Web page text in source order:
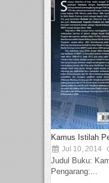
Kamus Istilah
Jul 10, 2014
Judul Buku:
Pengarang:...